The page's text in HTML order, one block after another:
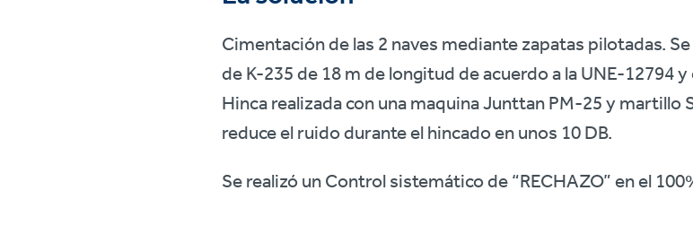
Cimentación de las 2 naves mediante zapatas pilotadas.
de K-235 de 18 m de longitud de acuerdo a la UNE-12794
Hinca realizada con una maquina Junttan PM-25 y martillo
reduce el ruido durante el hincado en unos 10 DB.
Se realizó un Control sistemático de “RECHAZO” en el